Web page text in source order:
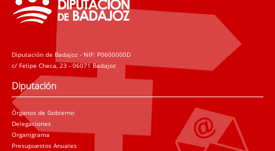
Diputación de Badajoz - NIF: P0600000D
c/ Felipe Checa, 23 - 06071 Badajoz
Diputación
Órganos de Gobierno
Delegaciones
Organigrama
Presupuestos Anuales